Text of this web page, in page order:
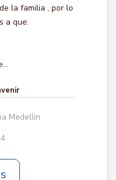
la familia , por lo
a que:
Medellin